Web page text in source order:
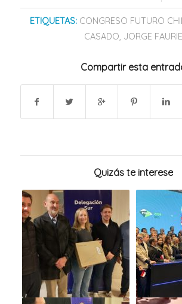
ETIQUETAS: CONGRESO FUTURO
CASADO, JORGE FAURIE
Compartir esta
Quizás te interese